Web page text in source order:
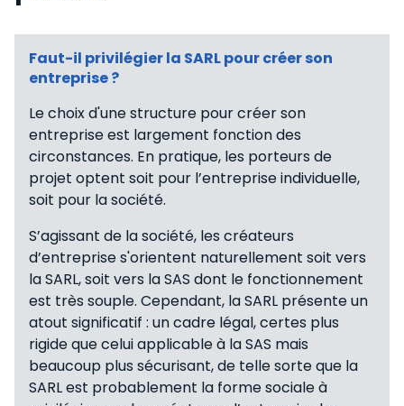
Faut-il privilégier la SARL pour créer son
entreprise ?
Le choix d'une structure pour créer son
entreprise est largement fonction des
circonstances. En pratique, les porteurs de
projet optent soit pour l’entreprise individuelle,
soit pour la société.
S’agissant de la société, les créateurs
d’entreprise s'orientent naturellement soit vers
la SARL, soit vers la SAS dont le fonctionnement
est très souple. Cependant, la SARL présente un
atout significatif : un cadre légal, certes plus
rigide que celui applicable à la SAS mais
beaucoup plus sécurisant, de telle sorte que la
SARL est probablement la forme sociale à